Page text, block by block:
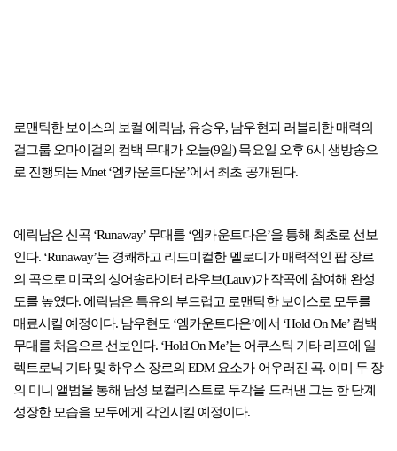
로맨틱한 보이스의 보컬 에릭남, 유승우, 남우현과 러블리한 매력의
걸그룹 오마이걸의 컴백 무대가 오늘(9일) 목요일 오후 6시 생방송으
로 진행되는 Mnet ‘엠카운트다운’에서 최초 공개된다.
에릭남은 신곡 ‘Runaway’ 무대를 ‘엠카운트다운’을 통해 최초로 선보
인다. ‘Runaway’는 경쾌하고 리드미컬한 멜로디가 매력적인 팝 장르
의 곡으로 미국의 싱어송라이터 라우브(Lauv)가 작곡에 참여해 완성
도를 높였다. 에릭남은 특유의 부드럽고 로맨틱한 보이스로 모두를
매료시킬 예정이다. 남우현도 ‘엠카운트다운’에서 ‘Hold On Me’ 컴백
무대를 처음으로 선보인다. ‘Hold On Me’는 어쿠스틱 기타 리프에 일
렉트로닉 기타 및 하우스 장르의 EDM 요소가 어우러진 곡. 이미 두 장
의 미니 앨범을 통해 남성 보컬리스트로 두각을 드러낸 그는 한 단계
성장한 모습을 모두에게 각인시킬 예정이다.